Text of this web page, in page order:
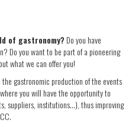
of gastronomy? Do you have
Do you want to be part of a pioneering
what we can offer you!
the gastronomic production of the events
you will have the opportunity to
suppliers, institutions...), thus improving